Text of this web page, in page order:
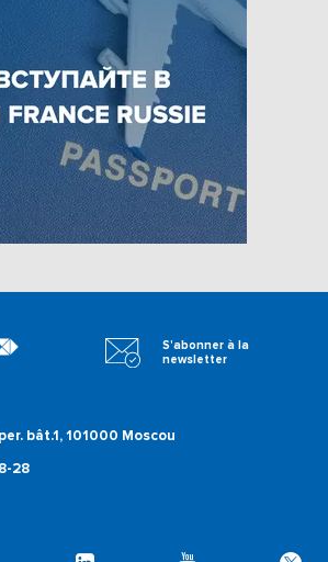
bât.1, 101000 Moscou
28
S'abonner à la
newsletter